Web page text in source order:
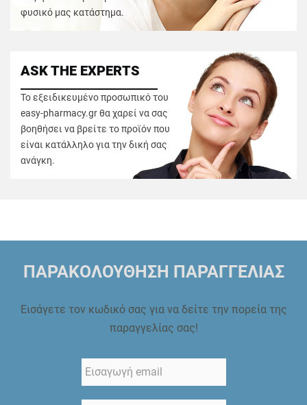
φυσικό μας κατάστημα.
ASK THE EXPERTS
Το εξειδικευμένο προσωπικό του
easy-pharmacy.gr θα χαρεί να σας
βοηθήσει να βρείτε το προϊόν που
είναι κατάλληλο για την δική σας
ανάγκη.
ΠΑΡΑΚΟΛΟΥΘΗΣΗ ΠΑΡΑΓΓΕΛΙΑΣ
Εισάγετε τον κωδικό σας για να δείτε την πορεία της
παραγγελίας σας!